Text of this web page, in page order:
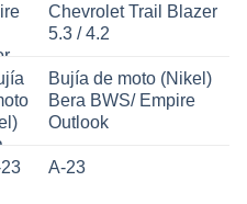
Chevrolet Trail Blazer
5.3 / 4.2
Bujía de moto (Nikel)
Bera BWS/ Empire
Outlook
A-23